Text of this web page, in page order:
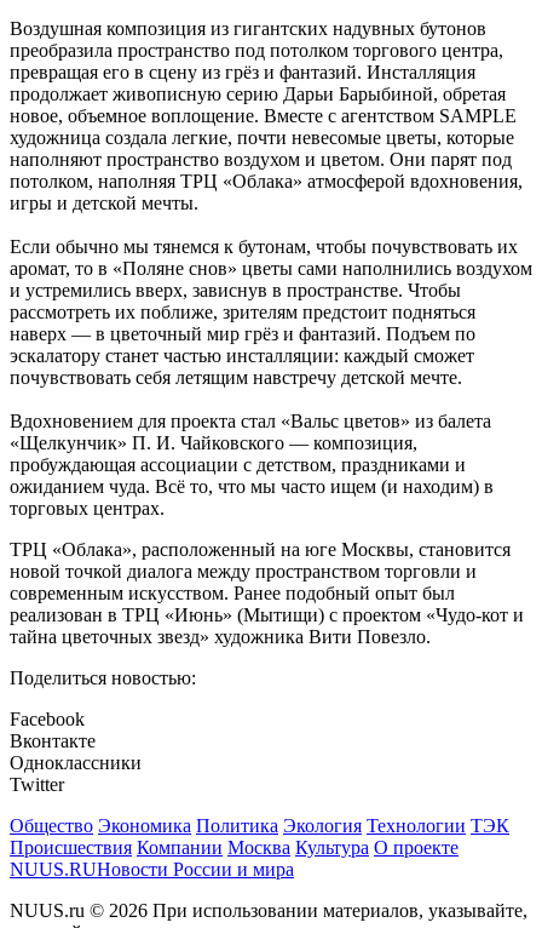
Воздушная композиция из гигантских надувных бутонов
преобразила пространство под потолком торгового центра,
превращая его в сцену из грёз и фантазий. Инсталляция
продолжает живописную серию Дарьи Барыбиной, обретая
новое, объемное воплощение. Вместе с агентством SAMPLE
художница создала легкие, почти невесомые цветы, которые
наполняют пространство воздухом и цветом. Они парят под
потолком, наполняя ТРЦ «Облака» атмосферой вдохновения,
игры и детской мечты.
Если обычно мы тянемся к бутонам, чтобы почувствовать их
аромат, то в «Поляне снов» цветы сами наполнились воздухом
и устремились вверх, зависнув в пространстве. Чтобы
рассмотреть их поближе, зрителям предстоит подняться
наверх — в цветочный мир грёз и фантазий. Подъем по
эскалатору станет частью инсталляции: каждый сможет
почувствовать себя летящим навстречу детской мечте.
Вдохновением для проекта стал «Вальс цветов» из балета
«Щелкунчик» П. И. Чайковского — композиция,
пробуждающая ассоциации с детством, праздниками и
ожиданием чуда. Всё то, что мы часто ищем (и находим) в
торговых центрах.
ТРЦ «Облака», расположенный на юге Москвы, становится
новой точкой диалога между пространством торговли и
современным искусством. Ранее подобный опыт был
реализован в ТРЦ «Июнь» (Мытищи) с проектом «Чудо-кот и
тайна цветочных звезд» художника Вити Повезло.
Поделиться новостью:
Facebook
Вконтакте
Одноклассники
Twitter
Общество Экономика Политика Экология Технологии ТЭК
Происшествия Компании Москва Культура О проекте
NUUS.RUНовости России и мира
NUUS.ru © 2026 При использовании материалов, указывайте,